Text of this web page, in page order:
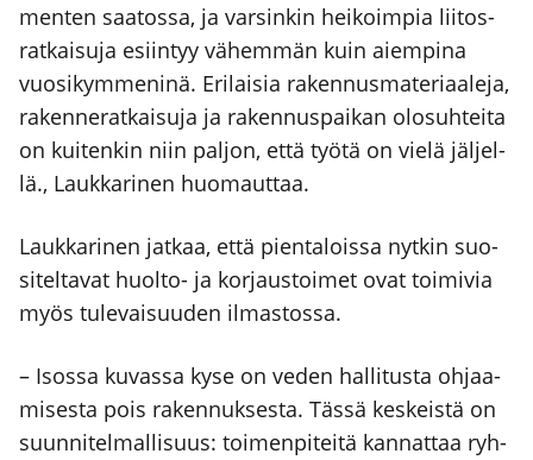
men­ten saa­tos­sa, ja var­sin­kin hei­koim­pia lii­tos­
rat­kai­su­ja esiin­tyy vähem­män kuin aiem­pi­na
vuo­si­kym­me­ni­nä. Eri­lai­sia raken­nus­ma­te­ri­aa­le­ja,
raken­ne­rat­kai­su­ja ja raken­nus­pai­kan olo­suh­tei­ta
on kui­ten­kin niin pal­jon, että työ­tä on vie­lä jäl­jel­
lä., Lauk­ka­ri­nen huo­maut­taa.
Lauk­ka­ri­nen jat­kaa, että pien­ta­lois­sa nyt­kin suo­
si­tel­ta­vat huol­to- ja kor­jaus­toi­met ovat toi­mi­via
myös tule­vai­suu­den ilmas­tos­sa.
– Isos­sa kuvas­sa kyse on veden hal­li­tus­ta ohjaa­
mi­ses­ta pois raken­nuk­ses­ta. Täs­sä kes­keis­tä on
suun­ni­tel­mal­li­suus: toi­men­pi­tei­tä kan­nat­taa ryh­